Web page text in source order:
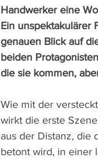
Handwerker eine
Ein unspektakulärer
genauen Blick auf
beiden
die sie kommen,
Wie mit der
wirkt die erste
aus der Distanz, die
betont wird, in einer